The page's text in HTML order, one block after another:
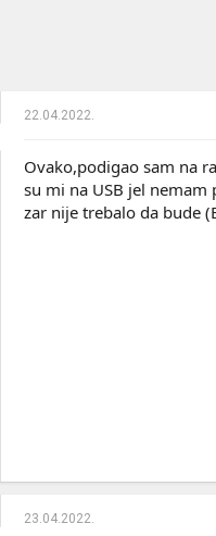
22.04.2022.
Ovako,podigao sam na
su mi na USB jel nemam
zar nije trebalo da bude
23.04.2022.